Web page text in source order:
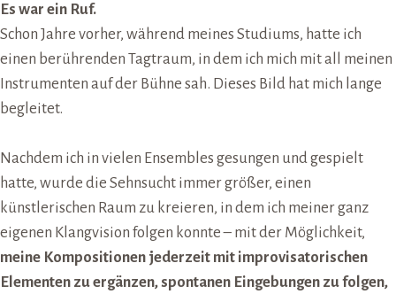
Es war ein Ruf.
Schon Jahre vorher, während meines Studiums, hatte ich
einen berührenden Tagtraum, in dem ich mich mit all meinen
Instrumenten auf der Bühne sah. Dieses Bild hat mich lange
begleitet.
Nachdem ich in vielen Ensembles gesungen und gespielt
hatte, wurde die Sehnsucht immer größer, einen
künstlerischen Raum zu kreieren, in dem ich meiner ganz
eigenen Klangvision folgen konnte – mit der Möglichkeit,
meine Kompositionen jederzeit mit improvisatorischen
Elementen zu ergänzen, spontanen Eingebungen zu folgen,